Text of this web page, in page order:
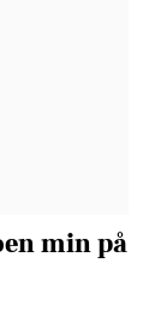
min på